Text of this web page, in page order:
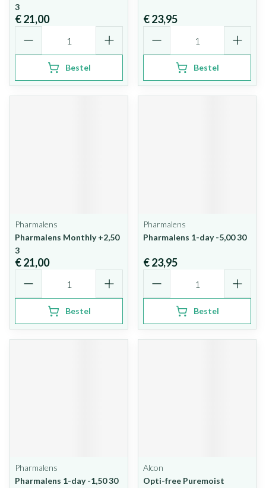
3
€ 21,00
Bestel
€ 23,95
Bestel
Pharmalens
Pharmalens Monthly +2,50
3
€ 21,00
Bestel
Pharmalens
Pharmalens 1-day -5,00 30
€ 23,95
Bestel
Pharmalens
Pharmalens 1-day -1,50 30
Alcon
Opti-free Puremoist